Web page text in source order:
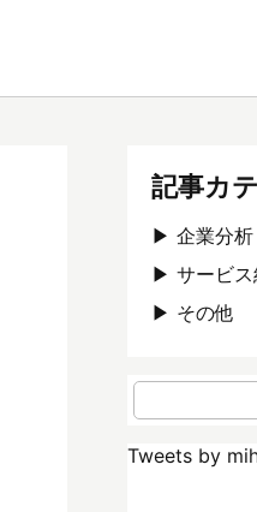
記事カ
企業分析
サービ
その他
Tweets by